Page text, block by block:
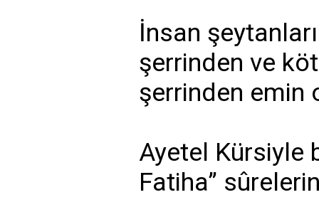
İnsan
şerrinden ve
şerrinden emin
Ayetel Kürsiyle
Fatiha”